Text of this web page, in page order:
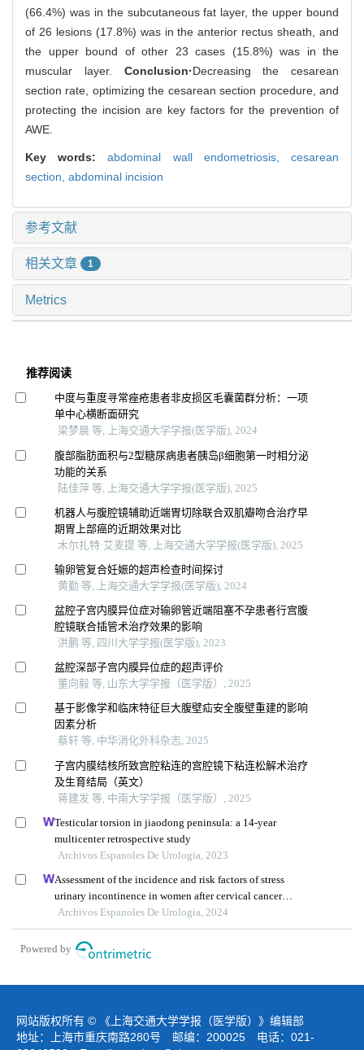
(66.4%) was in the subcutaneous fat layer, the upper bound
of 26 lesions (17.8%) was in the anterior rectus sheath, and
the upper bound of other 23 cases (15.8%) was in the
muscular layer. Conclusion·Decreasing the cesarean
section rate, optimizing the cesarean section procedure, and
protecting the incision are key factors for the prevention of
AWE.
Key words:abdominal wall endometriosis,cesarean
section, abdominal incision
参考文献
相关文章 1
Metrics
推荐阅读
中度与重度寻常痤疮患者非皮损区毛囊菌群分析：一项
单中心横断面研究
梁梦晨 等, 上海交通大学学报(医学版), 2024
腹部脂肪面积与2型糖尿病患者胰岛β细胞第一时相分泌
功能的关系
陆佳萍 等, 上海交通大学学报(医学版), 2025
机器人与腹腔镜辅助近端胃切除联合双肌瓣吻合治疗早
期胃上部癌的近期效果对比
木尔扎特·艾麦提 等, 上海交通大学学报(医学版), 2025
输卵管复合妊娠的超声检查时间探讨
黄勤 等, 上海交通大学学报(医学版), 2024
盆腔子宫内膜异位症对输卵管近端阻塞不孕患者行宫腹
腔镜联合插管术治疗效果的影响
洪鹏 等, 四川大学学报(医学版), 2023
盆腔深部子宫内膜异位症的超声评价
董向毅 等, 山东大学学报（医学版）, 2025
基于影像学和临床特征巨大腹壁疝安全腹壁重建的影响
因素分析
蔡轩 等, 中华消化外科杂志, 2025
子宫内膜结核所致宫腔粘连的宫腔镜下粘连松解术治疗
及生育结局（英文）
蒋建发 等, 中南大学学报（医学版）, 2025
Testicular torsion in jiaodong peninsula: a 14-year
multicenter retrospective study
Archivos Espanoles De Urologia, 2023
Assessment of the incidence and risk factors of stress
urinary incontinence in women after cervical cancer
surgery: a single-centre retrospective study
Archivos Espanoles De Urologia, 2024
Powered by
网站版权所有 © 《上海交通大学学报（医学版）》编辑部
地址：上海市重庆南路280号 邮编：200025 电话：021-